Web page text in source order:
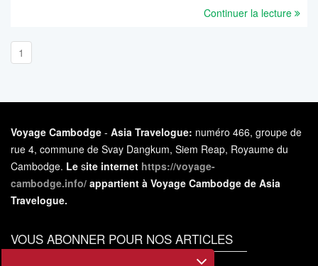
Continuer la lecture
1
Voyage Cambodge - Asia Travelogue: numéro 466, groupe de
rue 4, commune de Svay Dangkum, Siem Reap, Royaume du
Cambodge. Le site internet https://voyage-
cambodge.info/ appartient à Voyage Cambodge de Asia
Travelogue.
VOUS ABONNER POUR NOS ARTICLES